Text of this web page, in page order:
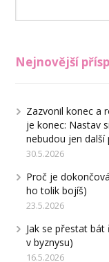
Nejnovější
Zazvonil konec a
je konec: Nastav
nebudou jen
30.5.2026
Proč je
ho tolik bojíš)
23.5.2026
Jak se přestat
v byznysu)
16.5.2026